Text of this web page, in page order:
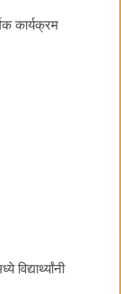
कार्यक्रम